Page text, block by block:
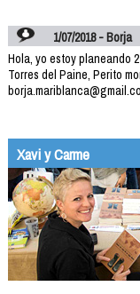
1/07/2018 - Borja
Hola, yo estoy planeando
Torres del Paine, Perito
Xavi y Carme